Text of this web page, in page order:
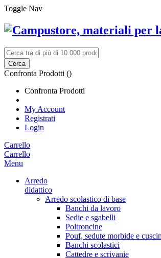
Toggle Nav
Cerca
Confronta Prodotti ()
Confronta Prodotti
My Account
Registrati
Login
Carrello
Carrello
Menu
Arredo
didattico
Arredo scolastico di base
Banchi da lavoro
Sedie e sgabelli
Poltroncine
Pouf, sedute morbide e
Banchi scolastici
Cattedre e scrivanie